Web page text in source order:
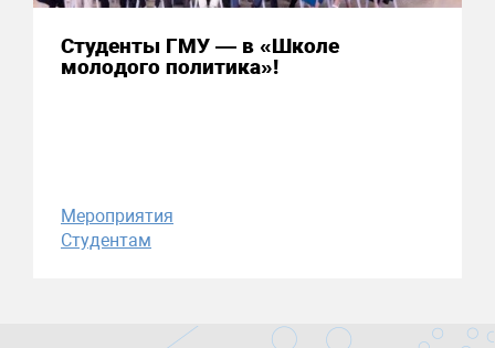
Студенты ГМУ — в «Школе
молодого политика»!
Мероприятия
Студентам